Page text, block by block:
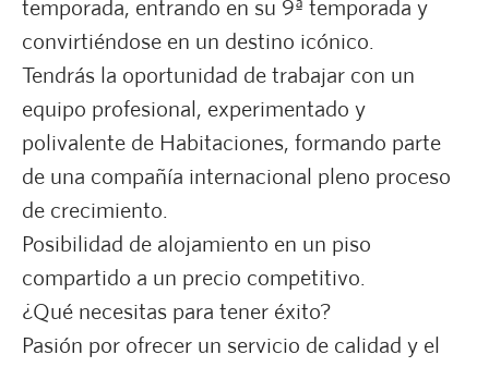
temporada, entrando en su 9ª temporada y
convirtiéndose en un destino icónico.
Tendrás la oportunidad de trabajar con un
equipo profesional, experimentado y
polivalente de Habitaciones, formando parte
de una compañía internacional pleno proceso
de crecimiento.
Posibilidad de alojamiento en un piso
compartido a un precio competitivo.
¿Qué necesitas para tener éxito?
Pasión por ofrecer un servicio de calidad y el